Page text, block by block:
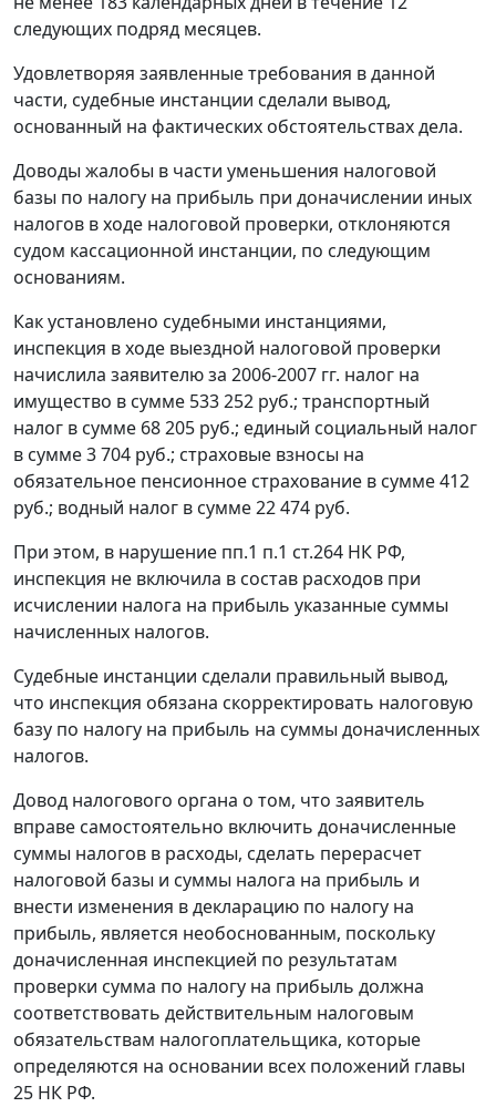
следующих подряд месяцев.
Удовлетворяя заявленные требования в данной
части, судебные инстанции сделали вывод,
основанный на фактических обстоятельствах дела.
Доводы жалобы в части уменьшения налоговой
базы по налогу на прибыль при доначислении иных
налогов в ходе налоговой проверки, отклоняются
судом кассационной инстанции, по следующим
основаниям.
Как установлено судебными инстанциями,
инспекция в ходе выездной налоговой проверки
начислила заявителю за 2006-2007 гг. налог на
имущество в сумме 533 252 руб.; транспортный
налог в сумме 68 205 руб.; единый социальный налог
в сумме 3 704 руб.; страховые взносы на
обязательное пенсионное страхование в сумме 412
руб.; водный налог в сумме 22 474 руб.
При этом, в нарушение пп.1 п.1 ст.264 НК РФ,
инспекция не включила в состав расходов при
исчислении налога на прибыль указанные суммы
начисленных налогов.
Судебные инстанции сделали правильный вывод,
что инспекция обязана скорректировать налоговую
базу по налогу на прибыль на суммы доначисленных
налогов.
Довод налогового органа о том, что заявитель
вправе самостоятельно включить доначисленные
суммы налогов в расходы, сделать перерасчет
налоговой базы и суммы налога на прибыль и
внести изменения в декларацию по налогу на
прибыль, является необоснованным, поскольку
доначисленная инспекцией по результатам
проверки сумма по налогу на прибыль должна
соответствовать действительным налоговым
обязательствам налогоплательщика, которые
определяются на основании всех положений главы
25 НК РФ.